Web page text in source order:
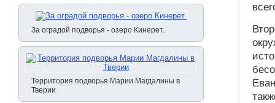
За оградой подворья - озеро Кинерет.
Территория подворья Марии Магдалины в
Тверии